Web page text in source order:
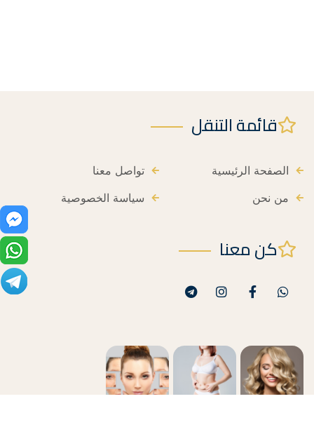
قائمة التنقل
الصفحة الرئيسية
تواصل معنا
من نحن
سياسة الخصوصية
كن معنا